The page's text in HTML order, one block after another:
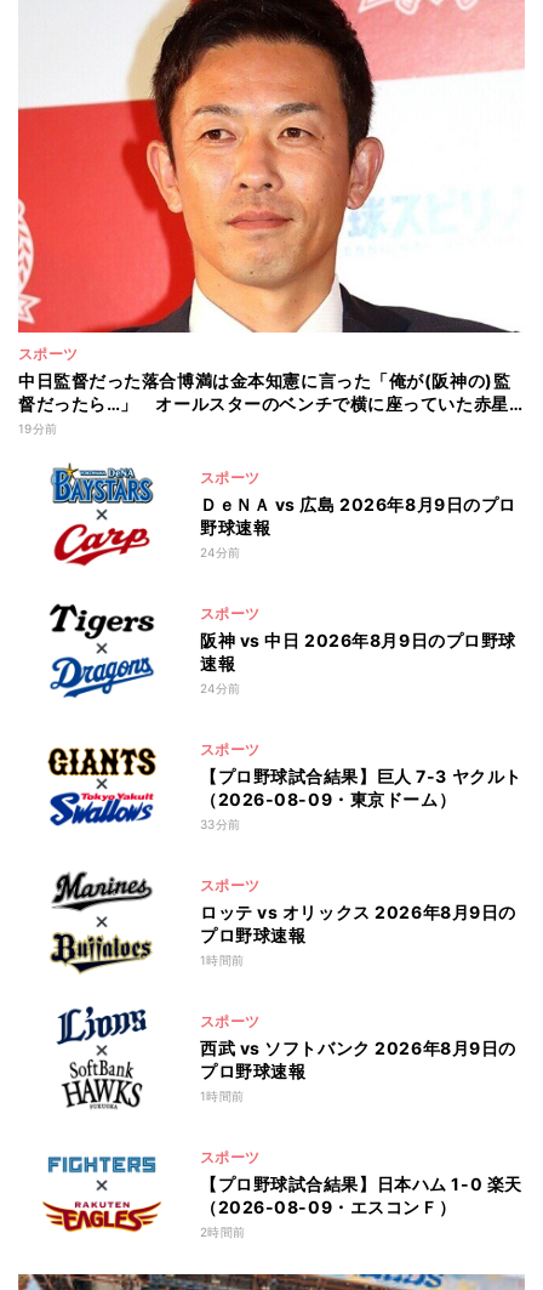
スポーツ
中日監督だった落合博満は金本知憲に言った「俺が(阪神の)監
督だったら…」 オールスターのベンチで横に座っていた赤星
憲広が聞いた会話とは
19分前
スポーツ
ＤｅＮＡ vs 広島 2026年8月9日のプロ
野球速報
24分前
スポーツ
阪神 vs 中日 2026年8月9日のプロ野球
速報
24分前
スポーツ
【プロ野球試合結果】巨人 7-3 ヤクルト
（2026-08-09・東京ドーム）
33分前
スポーツ
ロッテ vs オリックス 2026年8月9日の
プロ野球速報
1時間前
スポーツ
西武 vs ソフトバンク 2026年8月9日の
プロ野球速報
1時間前
スポーツ
【プロ野球試合結果】日本ハム 1-0 楽天
（2026-08-09・エスコンＦ）
2時間前